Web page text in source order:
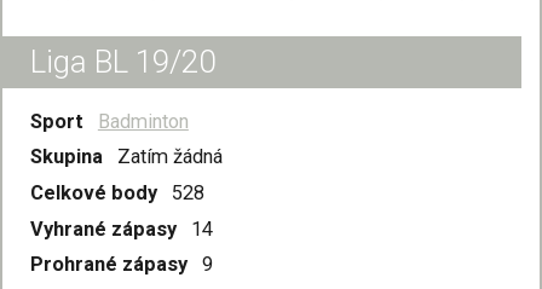
Liga BL 19/20
Sport
Badminton
Skupina
Zatím žádná
Celkové body
528
Vyhrané zápasy
14
Prohrané zápasy
9